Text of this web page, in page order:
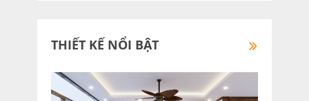
THIẾT KẾ NỔI BẬT